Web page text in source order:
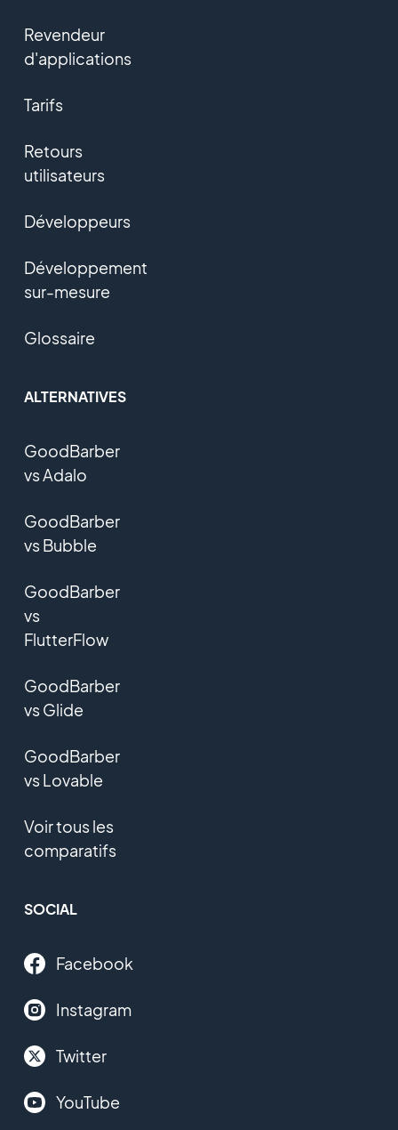
Revendeur
d'applications
Tarifs
Retours
utilisateurs
Développeurs
Développement
sur-mesure
Glossaire
ALTERNATIVES
GoodBarber
vs Adalo
GoodBarber
vs Bubble
GoodBarber
vs
FlutterFlow
GoodBarber
vs Glide
GoodBarber
vs Lovable
Voir tous les
comparatifs
SOCIAL
Facebook
Instagram
Twitter
YouTube